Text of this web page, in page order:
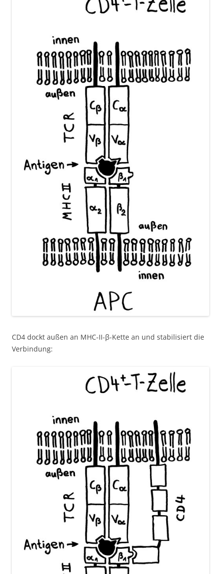
CD4 dockt außen an MHC-II-β-Kette an und stabilisiert die
Verbindung: